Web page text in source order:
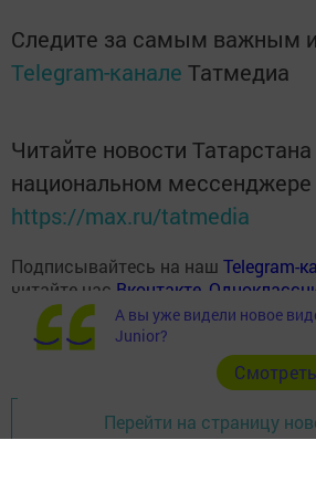
Следите за самым важным
Telegram-канале Татмедиа
Читайте новости Татарстана
национальном
https://max.ru/tatmedia
Подписывайтесь на наш Telegram-
читайте нас Вконтакте
Перейти на страницу
А вы уже видели новое
Junior?
Cмотреть